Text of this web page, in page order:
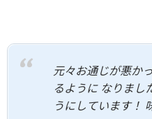
元々お通じが悪か
るように なりまし
うにしています！